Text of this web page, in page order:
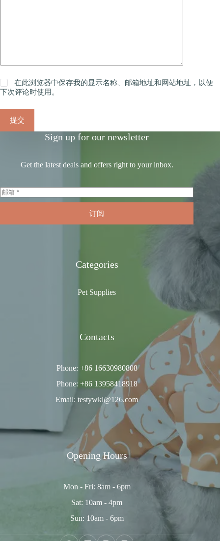
在此浏览器中保存我的显示名称、邮箱地址和网站地址，以便
下次评论时使用。
提交
Sign up for our newsletter
Get the latest deals and offers right to your inbox.
订阅
Categories
Pet Supplies
Contacts
Phone: +86 16630980808
Phone: +86 13958418918
Email: testywkl@126.com
Opening Hours
Mon - Fri: 8am - 6pm
Sat: 10am - 4pm
Sun: 10am - 6pm